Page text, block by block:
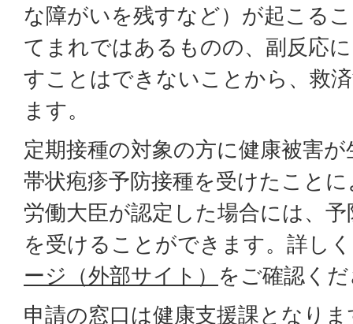
な障がいを残すなど）が起こる
てまれではあるものの、副反応
すことはできないことから、救
ます。
定期接種の対象の方に健康被害
帯状疱疹予防接種を受けたこと
労働大臣が認定した場合には、
を受けることができます。詳し
ージ（外部サイト） をご確認く
申請の窓口は健康支援課となり